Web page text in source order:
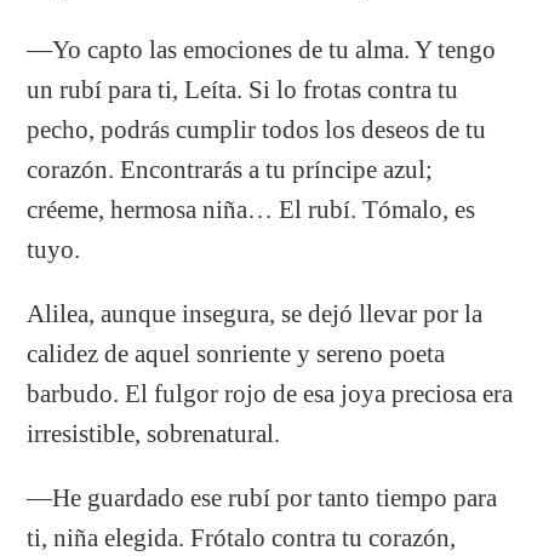
—Yo capto las emociones de tu alma. Y tengo
un rubí para ti, Leíta. Si lo frotas contra tu
pecho, podrás cumplir todos los deseos de tu
corazón. Encontrarás a tu príncipe azul;
créeme, hermosa niña… El rubí. Tómalo, es
tuyo.
Alilea, aunque insegura, se dejó llevar por la
calidez de aquel sonriente y sereno poeta
barbudo. El fulgor rojo de esa joya preciosa era
irresistible, sobrenatural.
—He guardado ese rubí por tanto tiempo para
ti, niña elegida. Frótalo contra tu corazón,